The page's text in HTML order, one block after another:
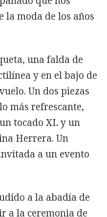
la moda de los años
una falda de
y en el bajo de
Un dos piezas
más refrescante,
tocado XL y un
Herrera. Un
a un evento
a la abadía de
a la ceremonia de